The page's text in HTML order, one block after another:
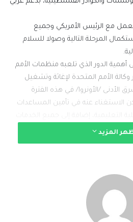
مع الرئيس الأمريكي وجميع
المرحلة التالية وصولا للسلام
الدور الذي تلعبه منظمات الأمم
الأمم المتحدة لإغاثة وتشغيل
الأدنى /الأونروا/ في هذه الفترة
الاستغناء عنه في تأمين المساعدات
في قطاع غزة والضفة بما فيها
المضيفة.
#صحيفة_العربي_الالكترونية
المزيد